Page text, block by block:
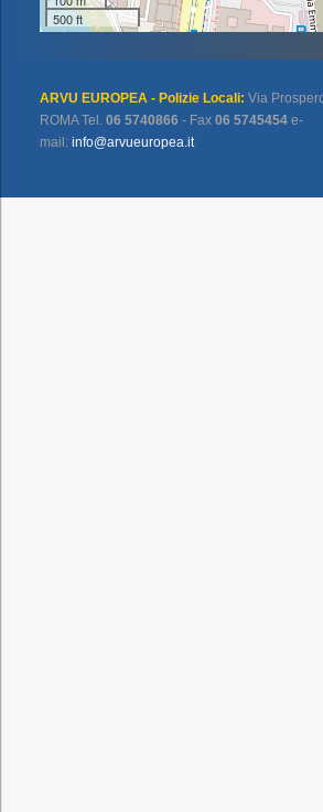
500 ft
ARVU EUROPEA - Polizie Locali: Via
ROMA Tel.06 5740866 - Fax06 5745454 e-
mail:info@arvueuropea.it